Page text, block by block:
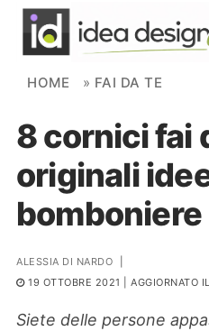
Skip to content
NOVITÀ
AMBIENTI
FAI DA TE
PIANTE
Search for:
HOME » FAI DA TE
8 cornici fai
originali
bomboniere
ALESSIA DI NARDO
19 OTTOBRE 2021
| AGGIORNATO
Siete delle persone